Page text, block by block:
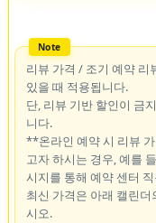
리뷰 가격 / 조기 예약 리
있을 때 적용됩니다.
단, 리뷰 기반 할인이 금
니다.
**온라인 예약 시 리뷰
고자 하시는 경우, 예를
시지를 통해 예약 센터
최신 가격은 아래 캘린
시오.